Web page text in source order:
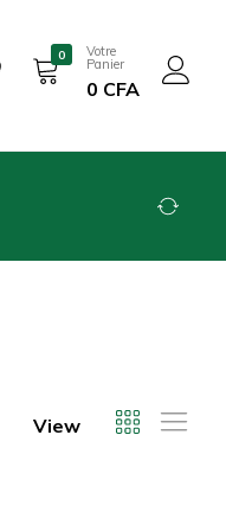
0 Votre
Panier
0 CFA
View